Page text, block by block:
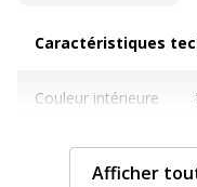
Caractéristiques
Couleur intérieure
Couleur
Afficher